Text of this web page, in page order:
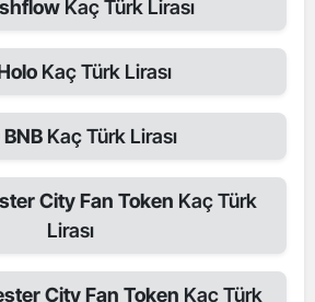
Kaç Türk Lirası
Kaç Türk Lirası
BNB Kaç Türk Lirası
City Fan Token Kaç Türk
Lirası
City Fan Token Kaç Türk